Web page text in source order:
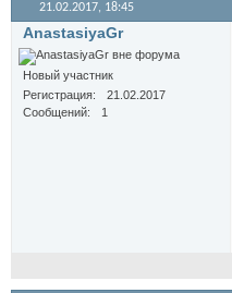
21.02.2017, 18:45
AnastasiyaGr
Новый участник
Регистрация
21.02.2017
Сообщений
1